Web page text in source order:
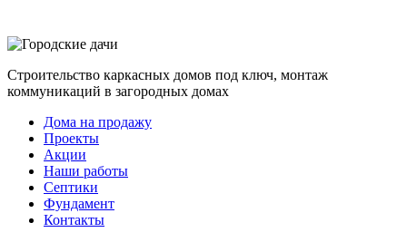
Строительство каркасных домов под ключ, монтаж
коммуникаций в загородных домах
Дома на продажу
Проекты
Акции
Наши работы
Септики
Фундамент
Контакты